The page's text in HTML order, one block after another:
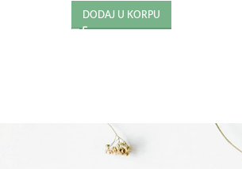
DODAJ U KORPU